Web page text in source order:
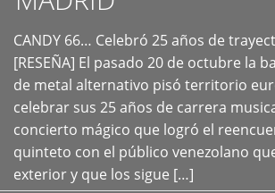
CANDY 66… Celebró 25 años de
[RESEÑA] El pasado 20 de octubre la
de metal alternativo pisó territorio
celebrar sus 25 años de carrera
concierto mágico que logró el
quinteto con el público venezolano
exterior y que los sigue […]
+